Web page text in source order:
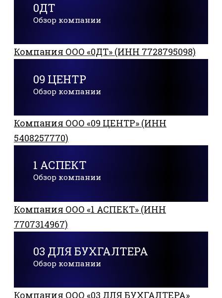
0ДТ
Обзор компании
Компания ООО «0ДТ» (ИНН 7728795098)
09 ЦЕНТР
Обзор компании
Компания ООО «09 ЦЕНТР» (ИНН
5408257770)
1 АСПЕКТ
Обзор компании
Компания ООО «1 АСПЕКТ» (ИНН
7707314967)
03 ДЛЯ БУХГАЛТЕРА
Обзор компании
Компания ООО «03 ДЛЯ БУХГАЛТЕРА»